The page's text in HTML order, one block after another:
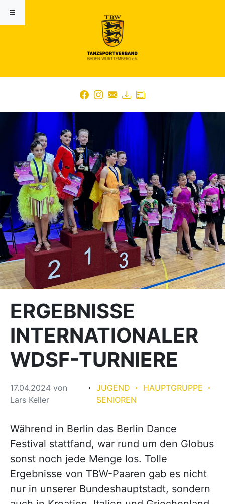
ERGEBNISSE
INTERNATIONALER
WDSF-TURNIERE
17.04.2024 von
Lars Keller
JUGEND
HAUPTGRUPPE
SENIOREN
Während in Berlin das Berlin Dance
Festival stattfand, war rund um den Globus
sonst noch jede Menge los. Tolle
Ergebnisse von TBW-Paaren gab es nicht
nur in unserer Bundeshauptstadt, sondern